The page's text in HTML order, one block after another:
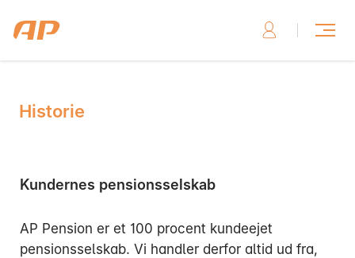
Historie
Kundernes pensionsselskab
AP Pension er et 100 procent kundeejet
pensionsselskab. Vi handler derfor altid ud fra,
Skriv til os, hvis du har brug for hjælp
Skriv til os her